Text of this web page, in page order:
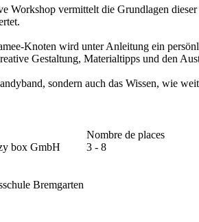
Workshop vermittelt die Grundlagen
Knoten wird unter Anleitung ein
Gestaltung, Materialtipps und den
sondern auch das Wissen, wie
box GmbH
Nombre de places
3 - 8
Bremgarten